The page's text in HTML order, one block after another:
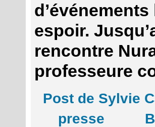
espoir.
rencontre
professeure
Post de Sylvie
presse